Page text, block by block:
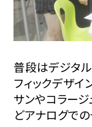
普段はデジタ
フィックデザイ
サンやコラー
どアナログで